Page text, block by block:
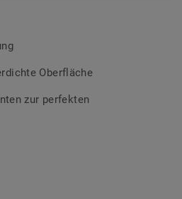
Durch die Verwendung
sich auch besondere
Oberfläche
zur perfekten